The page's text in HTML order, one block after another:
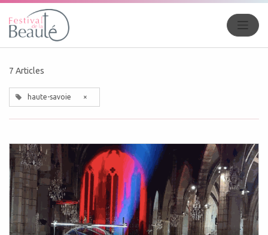
7 Articles
haute-savoie ×